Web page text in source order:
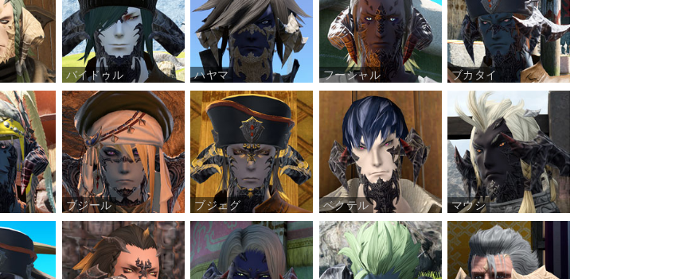
バイドゥル ハヤマ フーシャル ブカタイ
ブジール ブジェグ ベクテル マウシ